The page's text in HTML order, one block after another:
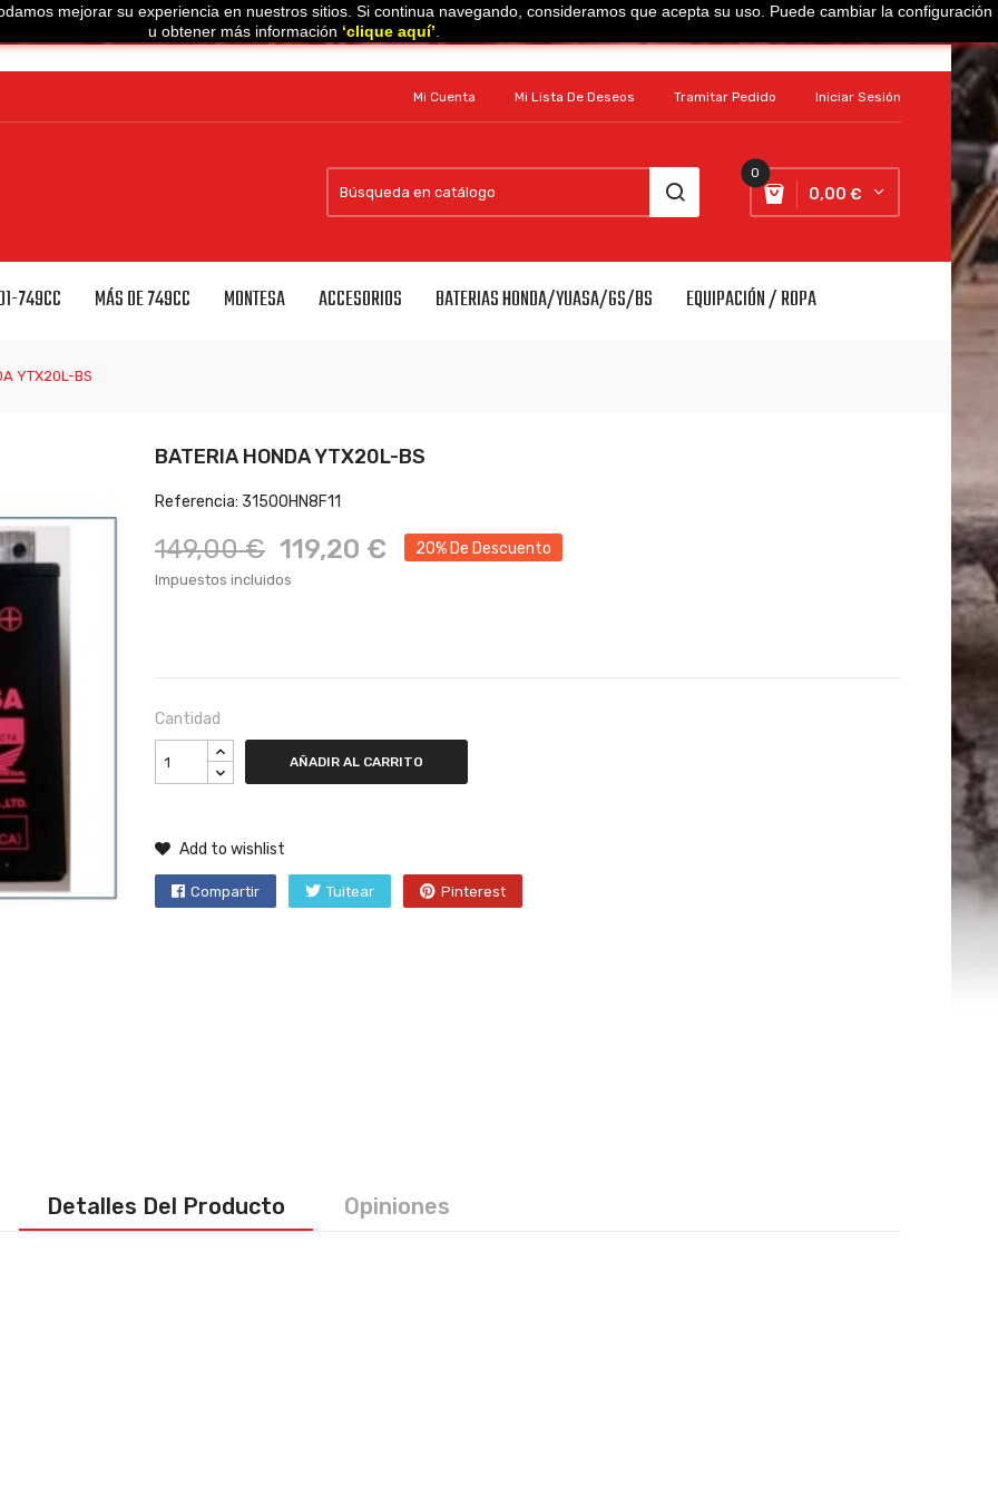
Mi Cuenta Mi Lista De Deseos Tramitar Pedido Iniciar Sesión
0
0,00 €
749CC MÁS DE 749CC MONTESA ACCESORIOS BATERIAS HONDA/YUASA/GS/BS EQUIPACIÓN / ROPA
YTX20L-BS
BATERIA HONDA YTX20L-BS
Referencia: 31500HN8F11
149,00 € 119,20 € 20% De Descuento
Impuestos incluidos
Cantidad
AÑADIR AL CARRITO
Add to wishlist
Compartir Tuitear Pinterest
Detalles Del Producto Opiniones
mejorar su experiencia en nuestros sitios. Si continua navegando, consideramos que acepta su uso. Puede cambiar la configuración
u obtener más información ‘clique aquí’